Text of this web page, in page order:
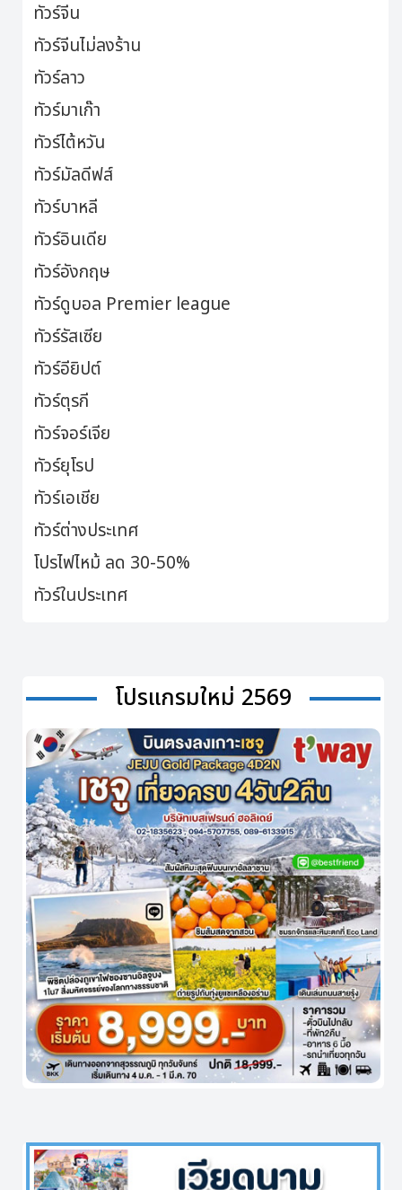
ทัวร์จีน
ทัวร์จีนไม่ลงร้าน
ทัวร์ลาว
ทัวร์มาเก๊า
ทัวร์ไต้หวัน
ทัวร์มัลดีฟส์
ทัวร์บาหลี
ทัวร์อินเดีย
ทัวร์อังกฤษ
ทัวร์ดูบอล Premier league
ทัวร์รัสเซีย
ทัวร์อียิปต์
ทัวร์ตุรกี
ทัวร์จอร์เจีย
ทัวร์ยุโรป
ทัวร์เอเชีย
ทัวร์ต่างประเทศ
โปรไฟไหม้ ลด 30-50%
ทัวร์ในประเทศ
โปรแกรมใหม่ 2569